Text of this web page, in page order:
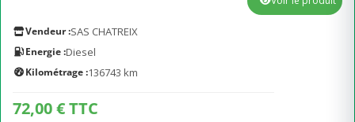
Vendeur :SAS CHATREIX
Energie :Diesel
Kilométrage :136743 km
72,00 € TTC